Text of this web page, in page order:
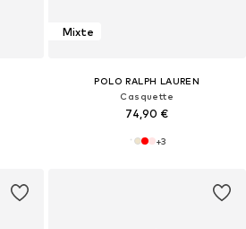
Mixte
POLO RALPH LAUREN
Casquette
74,90 €
+3